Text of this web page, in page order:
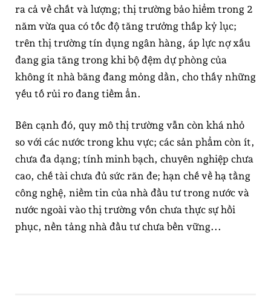
ra cả về chất và lượng; thị trường bảo hiểm trong 2
năm vừa qua có tốc độ tăng trưởng thấp kỷ lục;
trên thị trường tín dụng ngân hàng, áp lực nợ xấu
đang gia tăng trong khi bộ đệm dự phòng của
không ít nhà băng đang mỏng dần, cho thấy những
yếu tố rủi ro đang tiềm ẩn.
Bên cạnh đó, quy mô thị trường vẫn còn khá nhỏ
so với các nước trong khu vực; các sản phẩm còn ít,
chưa đa dạng; tính minh bạch, chuyên nghiệp chưa
cao, chế tài chưa đủ sức răn đe; hạn chế về hạ tầng
công nghệ, niềm tin của nhà đầu tư trong nước và
nước ngoài vào thị trường vốn chưa thực sự hồi
phục, nền tảng nhà đầu tư chưa bền vững...